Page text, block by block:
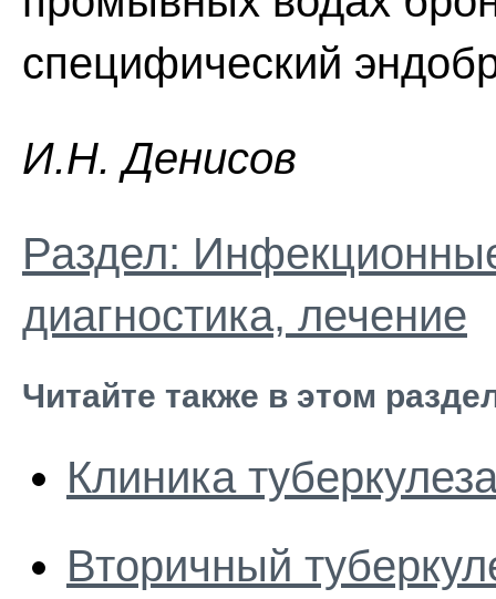
специфический
И.H. Дeниcoв
Раздел:
диагностика, лечение
Читайте также в этом
Клиника
Вторичный